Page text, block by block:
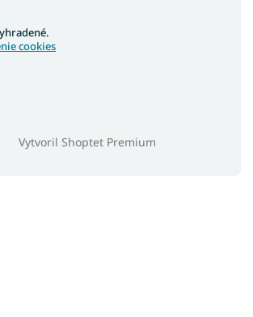
Vytvoril Shoptet Premium
cookies